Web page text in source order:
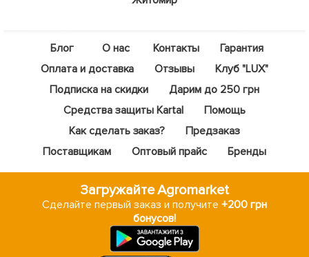
Блог О нас Контакты
Гарантия
Оплата и доставка
Отзывы
Клуб "LUX"
Подписка на скидки
Дарим до 250 грн
Средства защиты Kartal
Помощь
Как сделать заказ?
Предзаказ
Поставщикам
Оптовый прайс Бренды
Загружайте Agromarket
Сделайте первый заказ и получите +200 грн
бонусов!